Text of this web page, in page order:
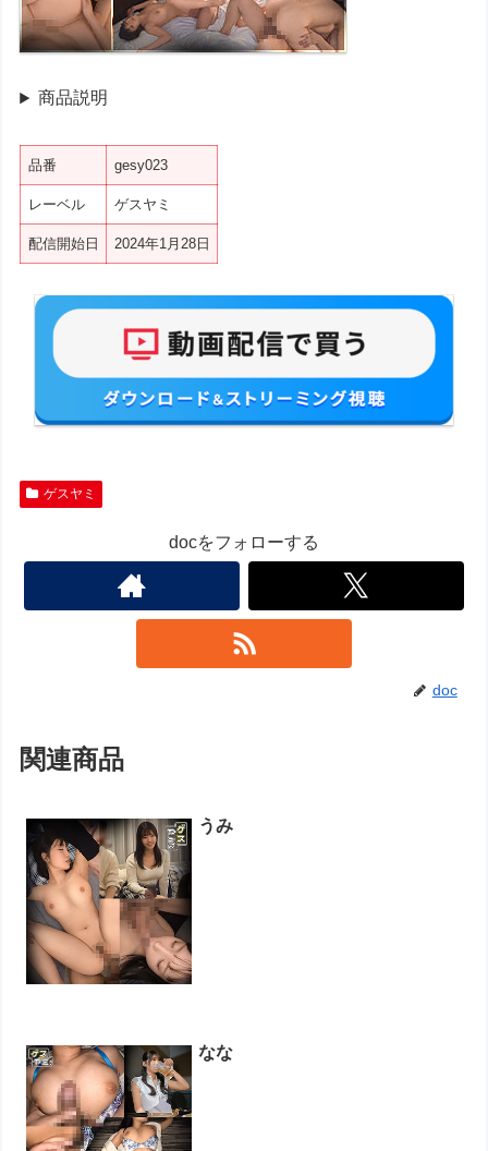
商品説明
品番 gesy023
レーベル ゲスヤミ
配信開始日 2024年1月28日
ゲスヤミ
docをフォローする
doc
関連商品
うみ
なな